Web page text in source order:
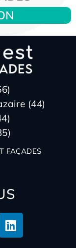
(44)
FAÇADES